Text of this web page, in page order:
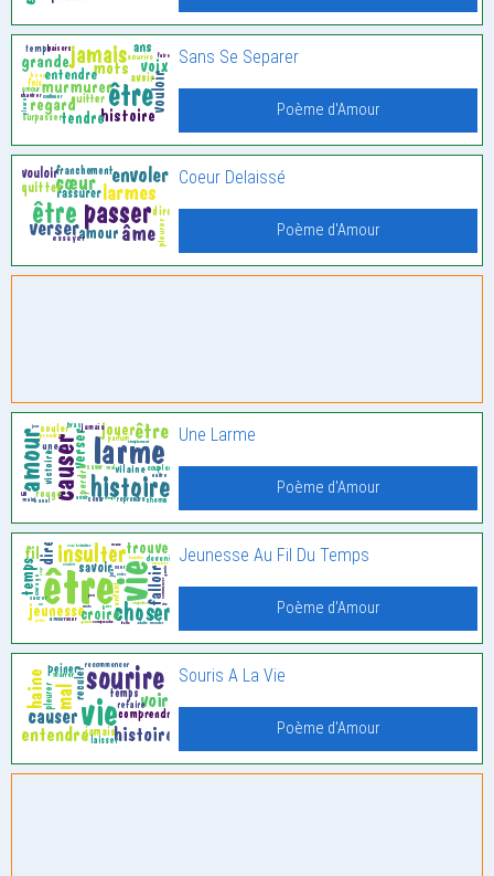
Sans Se Separer
Poème d'Amour
Coeur Delaissé
Poème d'Amour
Une Larme
Poème d'Amour
Jeunesse Au Fil Du Temps
Poème d'Amour
Souris A La Vie
Poème d'Amour